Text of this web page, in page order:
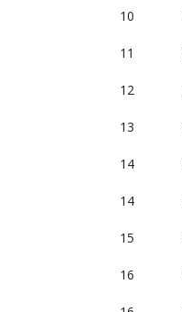
10
11
12
13
14
14
15
16